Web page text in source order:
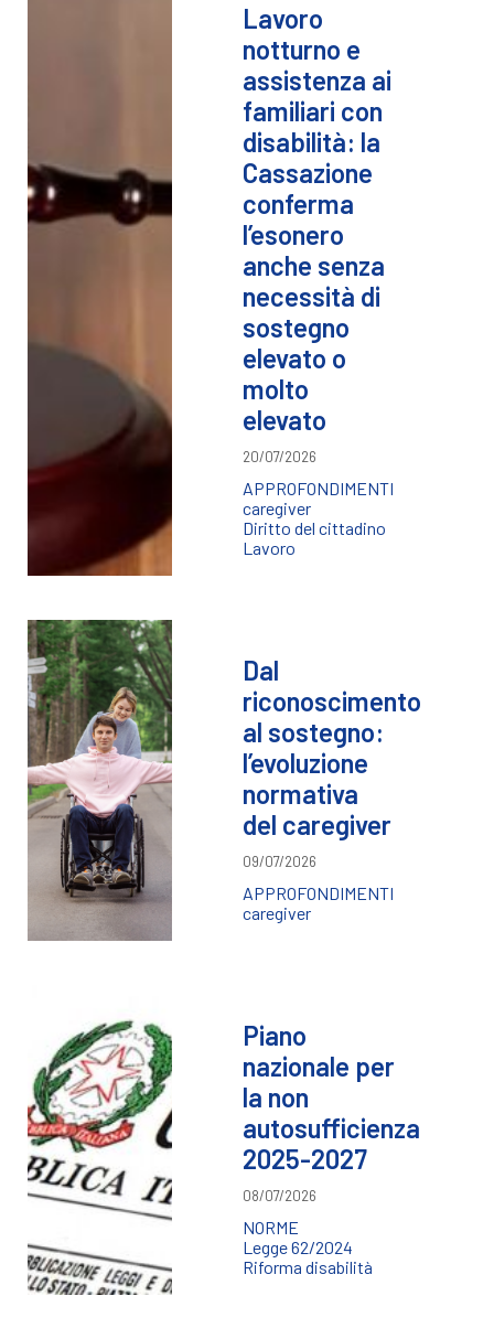
Lavoro
notturno e
assistenza ai
familiari con
disabilità: la
Cassazione
conferma
l’esonero
anche senza
necessità di
sostegno
elevato o
molto
elevato
20/07/2026
APPROFONDIMENTI
caregiver
Diritto del cittadino
Lavoro
Dal
riconoscimento
al sostegno:
l’evoluzione
normativa
del caregiver
09/07/2026
APPROFONDIMENTI
caregiver
Piano
nazionale per
la non
autosufficienza
2025-2027
08/07/2026
NORME
Legge 62/2024
Riforma disabilità